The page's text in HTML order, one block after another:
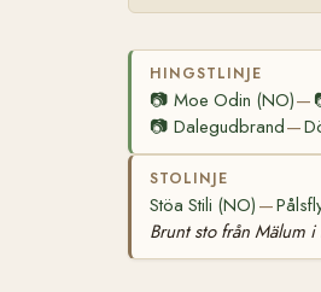
HINGSTLINJE
📷 Moe Odin (NO)—
📷 Dalegudbrand—
STOLINJE
Stöa Stili (NO) —
Brunt sto från Mälum